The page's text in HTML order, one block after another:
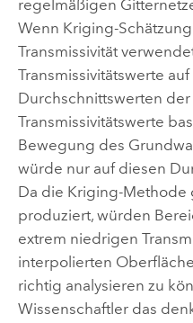
regelmäßigen
Wenn Kriging-
Transmissivität
Transmissivitätswerte
Durchschnittswerten
Transmissivitätswerte
Bewegung des
würde nur auf diesen
Da die Kriging-Methode
produziert, würden
extrem niedrigen
interpolierten
richtig analysieren zu
Wissenschaftler das